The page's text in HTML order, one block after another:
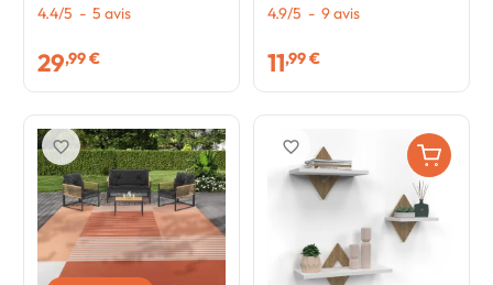
160 x 220 cm
4.4/5 - 5 avis
29,99 €
160 cm
4.9/5 - 9avis
11,99 €
favorite_border favorite_border